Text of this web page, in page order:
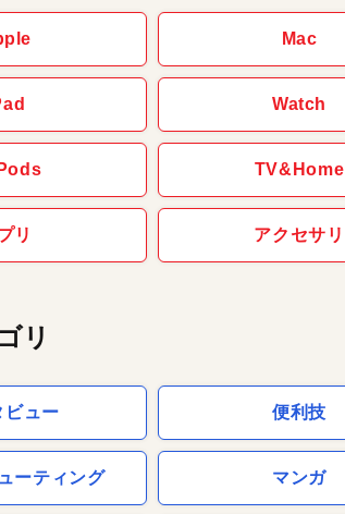
Mac
Watch
TV&Home
リ アクセサリ
リ
ビュー 便利技
ーティング マンガ